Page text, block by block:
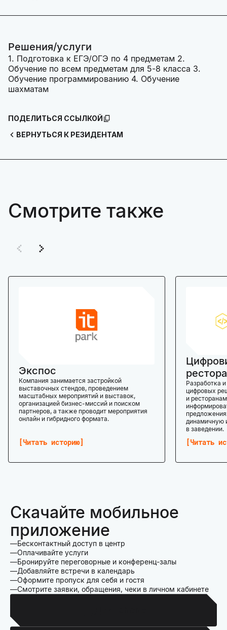
Решения/услуги
1. Подготовка к ЕГЭ/ОГЭ по 4 предметам 2.
Обучение по всем предметам для 5-8 класса 3.
Обучение программированию 4. Обучение
шахматам
ВЕРНУТЬСЯ К РЕЗИДЕНТАМ
ПОДЕЛИТЬСЯ ССЫЛКОЙ
Смотрите также
Читать историю
Экспос
Компания занимается застройкой
выставочных стендов, проведением
масштабных мероприятий и выставок,
организацией бизнес-миссий и поиском
партнеров, а также проводит мероприятия
онлайн и гибридного формата.
Читать
Разработка
цифровых
и
динамичную
в заведении.
Скачайте мобильное
приложение
Бесконтактный доступ в центр
Оплачивайте услуги
Бронируйте переговорные и конференц-залы
Добавляйте встречи в календарь
Оформите пропуск для себя и гостя
Смотрите заявки, обращения, чеки в личном кабинете